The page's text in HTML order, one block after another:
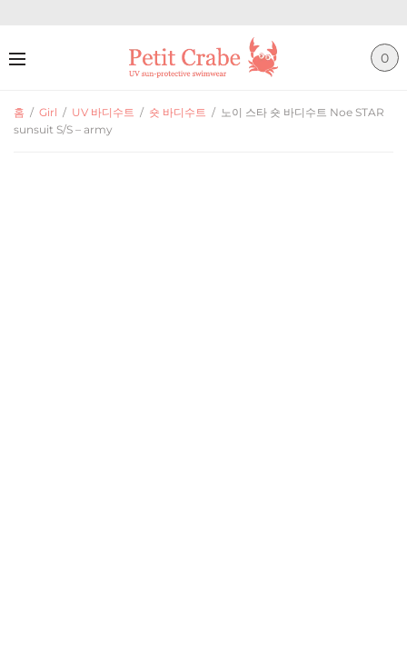
0
홈 / Girl / UV 바디수트 / 숏 바디수트 / 노이 스타 숏 바디수트 Noe STAR
sunsuit S/S – army